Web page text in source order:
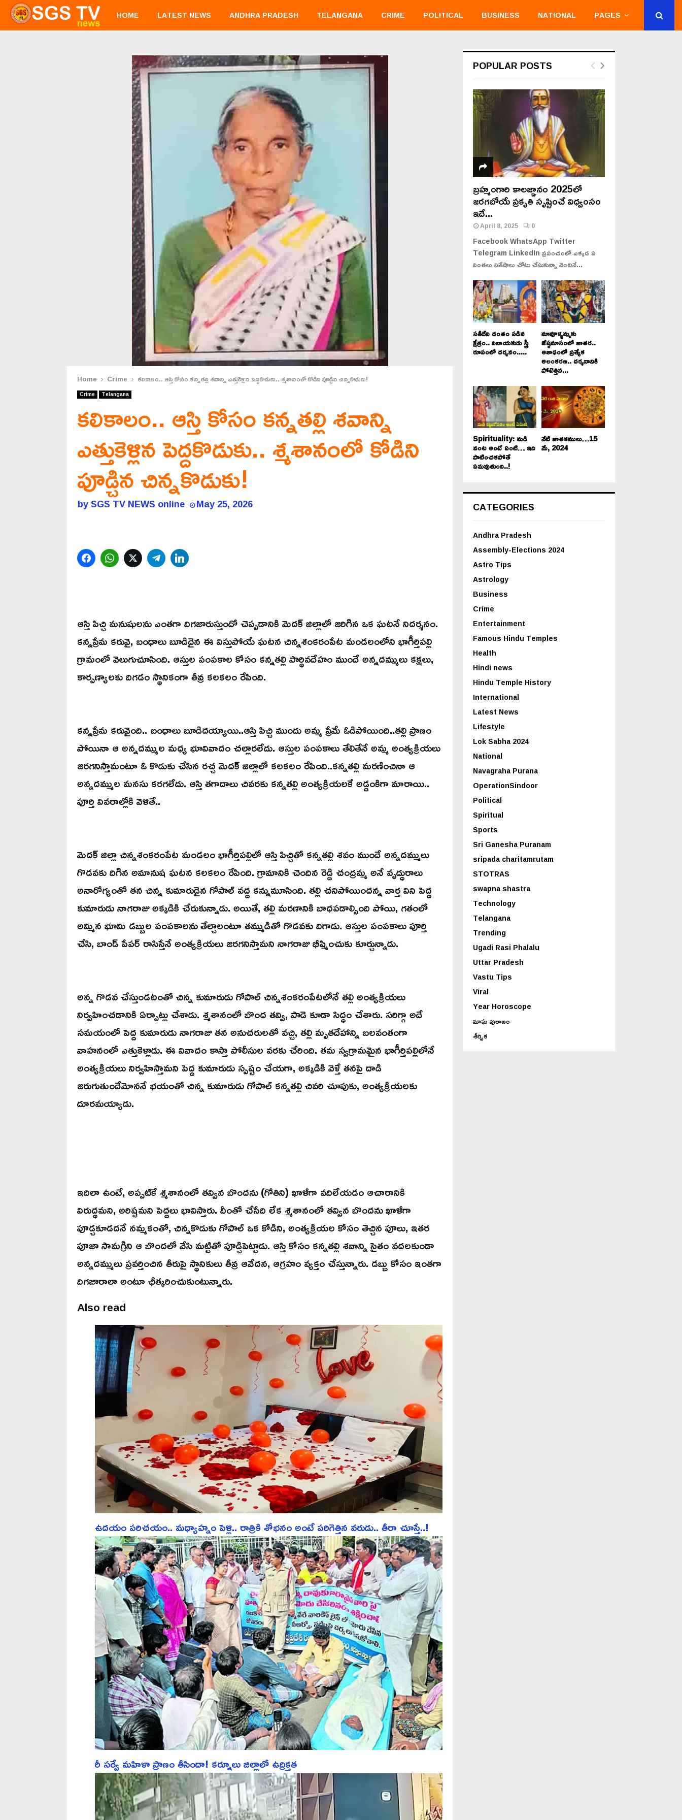
HOME LATEST NEWS ANDHRA PRADESH TELANGANA CRIME POLITICAL BUSINESS NATIONAL PAGES
Home Crime కలికాలం.. ఆస్తి కోసం కన్నతల్లి శవాన్ని ఎత్తుకెళ్లిన పెద్దకొడుకు.. శ్మశానంలో కోడిని పూడ్చిన చిన్నకొడుకు!
Crime Telangana
కలికాలం.. ఆస్తి కోసం కన్నతల్లి శవాన్ని
ఎత్తుకెళ్లిన పెద్దకొడుకు.. శ్మశానంలో కోడిని
పూడ్చిన చిన్నకొడుకు!
bySGS TV NEWS online May 25, 2026
FacebookWhatsAppTwitterTelegram
ఆస్తి పిచ్చి మనుషులను ఎంతగా దిగజారుస్తుందో చెప్పడానికి మెదక్ జిల్లాలో జరిగిన ఒక ఘటనే నిదర్శనం.
కన్నప్రేమ కరువై, బంధాలు బూడిదైన ఈ విస్తుపోయే ఘటన చిన్నశంకరంపేట మండలంలోని భాగీర్తిపల్లి
గ్రామంలో వెలుగుచూసింది. ఆస్తుల పంపకాల కోసం కన్నతల్లి పార్థివదేహం ముందే అన్నదమ్ములు కక్షలు,
కార్పణ్యాలకు దిగడం స్థానికంగా తీవ్ర కలకలం రేపింది.
కన్నప్రేమ కరువైంది.. బంధాలు బూడిదయ్యాయి..ఆస్తి పిచ్చి ముందు అమ్మ ప్రేమే ఓడిపోయింది..తల్లి ప్రాణం
పోయినా ఆ అన్నదమ్ముల మధ్య భూవివాదం చల్లారలేదు. ఆస్తుల పంపకాలు తేలితేనే అమ్మ అంత్యక్రియలు
జరగనిస్తామంటూ ఓ కొడుకు చేసిన రచ్చ మెదక్ జిల్లాలో కలకలం రేపింది..కన్నతల్లి మరణించినా ఆ
అన్నదమ్ముల మనసు కరగలేదు. ఆస్తి తగాదాలు చివరకు కన్నతల్లి అంత్యక్రియలకే అడ్డంకిగా మారాయి..
పూర్తి వివరాల్లోకి వెళితే..
మెదక్ జిల్లా చిన్నశంకరంపేట మండలం భాగీర్తిపల్లిలో ఆస్తి పిచ్చితో కన్నతల్లి శవం ముందే అన్నదమ్ములు
గొడవకు దిగిన అమానుష ఘటన కలకలం రేపింది. గ్రామానికి చెందిన రెడ్డి చంద్రమ్మ అనే వృద్ధురాలు
అనారోగ్యంతో తన చిన్న కుమారుడైన గోపాల్ వద్ద కన్నుమూసింది. తల్లి చనిపోయిందన్న వార్త విని పెద్ద
కుమారుడు నాగరాజు అక్కడికి చేరుకున్నాడు. అయితే, తల్లి మరణానికి బాధపడాల్సింది పోయి, గతంలో
అమ్మిన భూమి డబ్బుల పంపకాలను తేల్చాలంటూ తమ్ముడితో గొడవకు దిగాడు. ఆస్తుల పంపకాలు పూర్తి
చేసి, బాండ్ పేపర్ రాసిస్తేనే అంత్యక్రియలు జరగనిస్తామని నాగరాజు భీష్మించుకు కూర్చున్నాడు.
అన్న గొడవ చేస్తుండటంతో చిన్న కుమారుడు గోపాల్ చిన్నశంకరంపేటలోనే తల్లి అంత్యక్రియలు
నిర్వహించడానికి ఏర్పాట్లు చేశాడు. శ్మశానంలో బొంద తవ్వి, పాడె కూడా సిద్ధం చేశారు. సరిగ్గా అదే
సమయంలో పెద్ద కుమారుడు నాగరాజు తన అనుచరులతో వచ్చి, తల్లి మృతదేహాన్ని బలవంతంగా
వాహనంలో ఎత్తుకెళ్లాడు. ఈ వివాదం కాస్తా పోలీసుల వరకు చేరింది. తమ స్వగ్రామమైన భాగీర్తిపల్లిలోనే
అంత్యక్రియలు నిర్వహిస్తామని పెద్ద కుమారుడు స్పష్టం చేయగా, అక్కడికి వెళ్తే తనపై దాడి
జరుగుతుందేమోననే భయంతో చిన్న కుమారుడు గోపాల్ కన్నతల్లి చివరి చూపుకు, అంత్యక్రియలకు
దూరమయ్యాడు.
ఇదిలా ఉంటే, అప్పటికే శ్మశానంలో తవ్విన బొందను (గోతిని) ఖాళీగా వదిలేయడం ఆచారానికి
విరుద్ధమని, అరిష్టమని పెద్దలు భావిస్తారు. దీంతో చేసేది లేక శ్మశానంలో తవ్విన బొందను ఖాళీగా
పూడ్చకూడదనే నమ్మకంతో, చిన్నకొడుకు గోపాల్ ఒక కోడిని, అంత్యక్రియల కోసం తెచ్చిన పూలు, ఇతర
పూజా సామగ్రిని ఆ బొందలో వేసి మట్టితో పూడ్చిపెట్టాడు. ఆస్తి కోసం కన్నతల్లి శవాన్ని సైతం వదలకుండా
అన్నదమ్ములు ప్రవర్తించిన తీరుపై స్థానికులు తీవ్ర ఆవేదన, ఆగ్రహం వ్యక్తం చేస్తున్నారు. డబ్బు కోసం ఇంతగా
దిగజారాలా అంటూ ఛీత్కరించుకుంటున్నారు.
Also read
ఉదయం పరిచయం.. మధ్యాహ్నం పెళ్లి.. రాత్రికి శోభనం అంటే పరిగెత్తిన వరుడు.. తీరా చూస్తే..!
రీ సర్వే మహిళా ప్రాణం తీసిందా! కర్నూలు జిల్లాలో ఉద్రిక్తత
POPULAR POSTS
బ్రహ్మంగారి కాలజ్ఞానం 2025లో
జరగబోయే ప్రకృతి సృష్టించే విధ్వంసం
ఇదే...
April 8, 2025 0
Facebook WhatsApp Twitter
Telegram LinkedIn ప్రపంచంలో ఎక్కడ ఏ
వింతలు విశేషాలు చోటు చేసుకున్నా వెంటనే...
సతీదేవి దంతం పడిన
క్షేత్రం.. వినాయకుడు స్త్రీ
రూపంలో దర్శనం.....
మావూళ్ళమ్మకు
జేష్ఠమాసంలో జాతర..
ఆశాఢంలో ప్రత్యేక
అలంకరణ.. దర్శనానికి
పోటెత్తిన...
Spirituality: మడి
వంట అంటే ఏంటి… ఇది
పాటించకపోతే
ఏమవుతుంది..!
నేటి జాతకములు…15
మే, 2024
CATEGORIES
Andhra Pradesh
Assembly-Elections 2024
Astro Tips
Astrology
Business
Crime
Entertainment
Famous Hindu Temples
Health
Hindi news
Hindu Temple History
International
Latest News
Lifestyle
Lok Sabha 2024
National
Navagraha Purana
OperationSindoor
Political
Spiritual
Sports
Sri Ganesha Puranam
sripada charitamrutam
STOTRAS
swapna shastra
Technology
Telangana
Trending
Ugadi Rasi Phalalu
Uttar Pradesh
Vastu Tips
Viral
Year Horoscope
మాఘ పురాణం
శీర్షిక